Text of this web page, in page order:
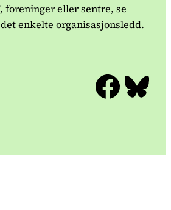
foreninger eller sentre, se
enkelte organisasjonsledd.
Facebook Bluesky